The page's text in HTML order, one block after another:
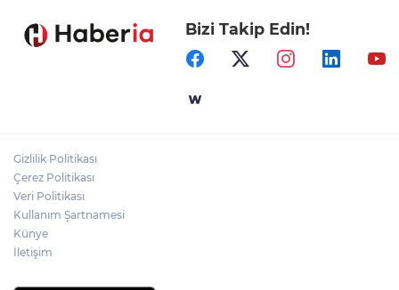
Samsun’da Alaçam'a yeni yaşam alanı
Yapay zekada onlarca uygulamanın
Bizi Takip Edin!
Gizlilik Politikası
Çerez Politikası
Veri Politikası
Kullanım Şartnamesi
Künye
İletişim